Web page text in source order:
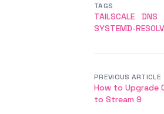
TAGS
TAILSCALE DNS
SYSTEMD-
PREVIOUS ARTICLE
How to Upgrade
to Stream 9